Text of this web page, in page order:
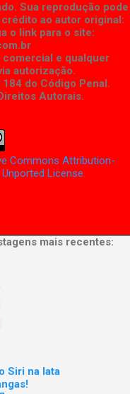
Sua reprodução pode
ao autor original:
o link para o site:
comercial e qualquer
autorização.
do Código Penal.
Autorais.
Commons Attribution-
License.
mais recentes:
Siri na lata